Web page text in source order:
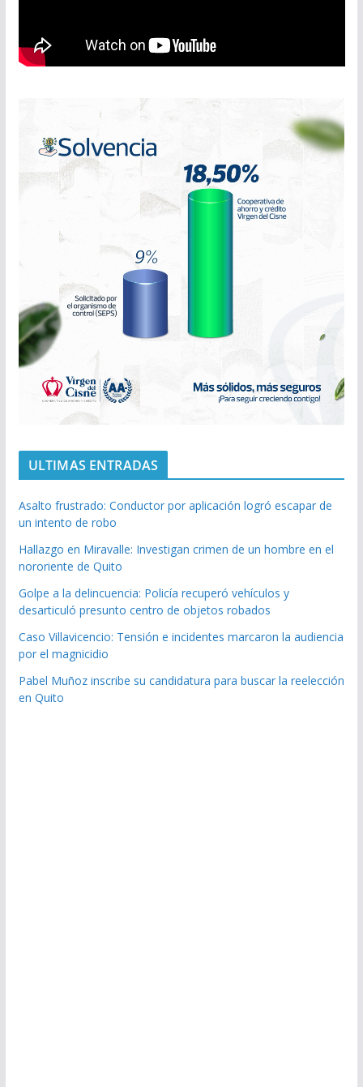
ULTIMAS ENTRADAS
Asalto frustrado: Conductor por aplicación logró escapar de
un intento de robo
Hallazgo en Miravalle: Investigan crimen de un hombre en el
nororiente de Quito
Golpe a la delincuencia: Policía recuperó vehículos y
desarticuló presunto centro de objetos robados
Caso Villavicencio: Tensión e incidentes marcaron la audiencia
por el magnicidio
Pabel Muñoz inscribe su candidatura para buscar la reelección
en Quito